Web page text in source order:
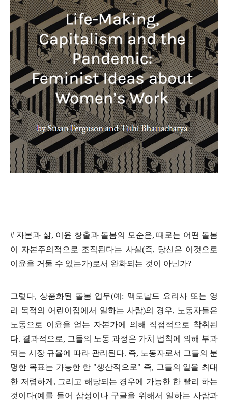
# 자본과 삶, 이윤 창출과 돌봄의 모순은,때로는 어떤 돌봄
이 자본주의적으로 조직된다는 사실(즉, 당신은 이것으로
이윤을 거둘 수 있는가)로서 완화되는 것이 아닌가?
그렇다,상품화된 돌봄 업무(예 : 맥도날드 요리사 또는 영
리 목적의 어린이집에서 일하는 사람)의 경우, 노동자들은
노동으로 이윤을 얻는 자본가에 의해 직접적으로 착취된
다. 결과적으로, 그들의 노동 과정은 가치 법칙에 의해 부과
되는 시장 규율에 따라 관리된다. 즉, 노동자로서 그들의 분
명한 목표는 가능한 한 "생산적으로" 즉, 그들의 일을 최대
한 저렴하게 , 그리고 해당되는 경우에 가능한 한 빨리 하는
것이다(예를 들어 삼성이나 구글을 위해서 일하는 사람과